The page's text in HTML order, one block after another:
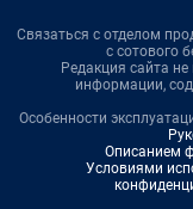
Связаться с отделом
с сотового
Редакция сайта не
информации,
Особенности
Описанием
Условиями